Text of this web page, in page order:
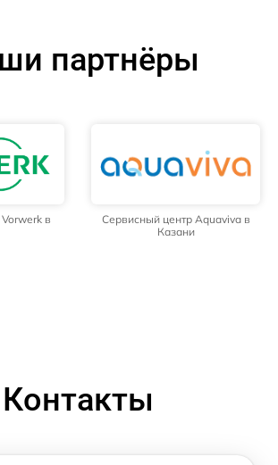
партнёры
в
Сервисный центр Aquaviva в
Казани
Контакты